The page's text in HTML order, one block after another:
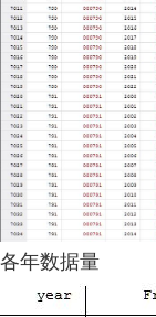
各年数据量